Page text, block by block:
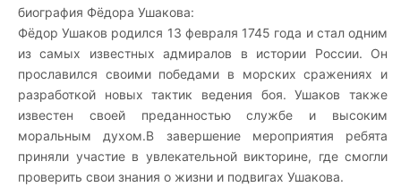
биография Фёдора Ушакова:
Фёдор Ушаков родился 13 февраля 1745 года и стал одним
из самых известных адмиралов в истории России. Он
прославился своими победами в морских сражениях и
разработкой новых тактик ведения боя. Ушаков также
известен своей преданностью службе и высоким
моральным духом.В завершение мероприятия ребята
приняли участие в увлекательной викторине, где смогли
проверить свои знания о жизни и подвигах Ушакова.